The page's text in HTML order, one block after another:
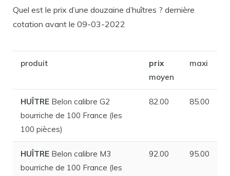
Quel est le prix d’une douzaine d’huîtres ? dernière
cotation avant le 09-03-2022
produit
prix
moyen
maxi
HUÎTRE Belon calibre G2
bourriche de 100 France (les
100 pièces)
82.00 85.00
HUÎTRE Belon calibre M3
bourriche de 100 France (les
92.00 95.00